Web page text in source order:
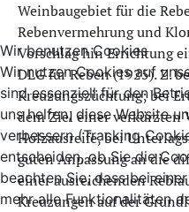
Weinbaugebiet für die
Rebenvermehrung und
Vorschlag hin Errichtung
DLG für Reben (1925). Z.
Kreuzungszüchtung; bei
dem Ziel einer verkürzten
Holzausreife, bei
guten Anpassung an die
einer ausreichenden
Kreuzungen auf der
Wir benutzen Cookies
Wir nutzen Cookies auf
sind essenziell für den
uns helfen, diese Website
verbessern (Tracking
entscheiden, ob Sie die
beachten Sie, dass bei
mehr alle Funktionalitäten